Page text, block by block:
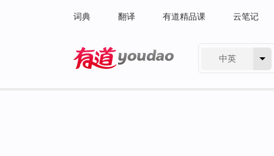
词典 翻译 有道精品课 云笔记
中英